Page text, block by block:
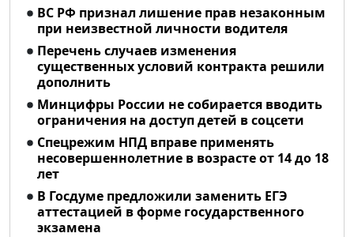
ВС РФ признал лишение прав незаконным
при неизвестной личности водителя
Перечень случаев изменения
существенных условий контракта решили
дополнить
Минцифры России не собирается вводить
ограничения на доступ детей в соцсети
Спецрежим НПД вправе применять
несовершеннолетние в возрасте от 14 до 18
лет
В Госдуме предложили заменить ЕГЭ
аттестацией в форме государственного
экзамена